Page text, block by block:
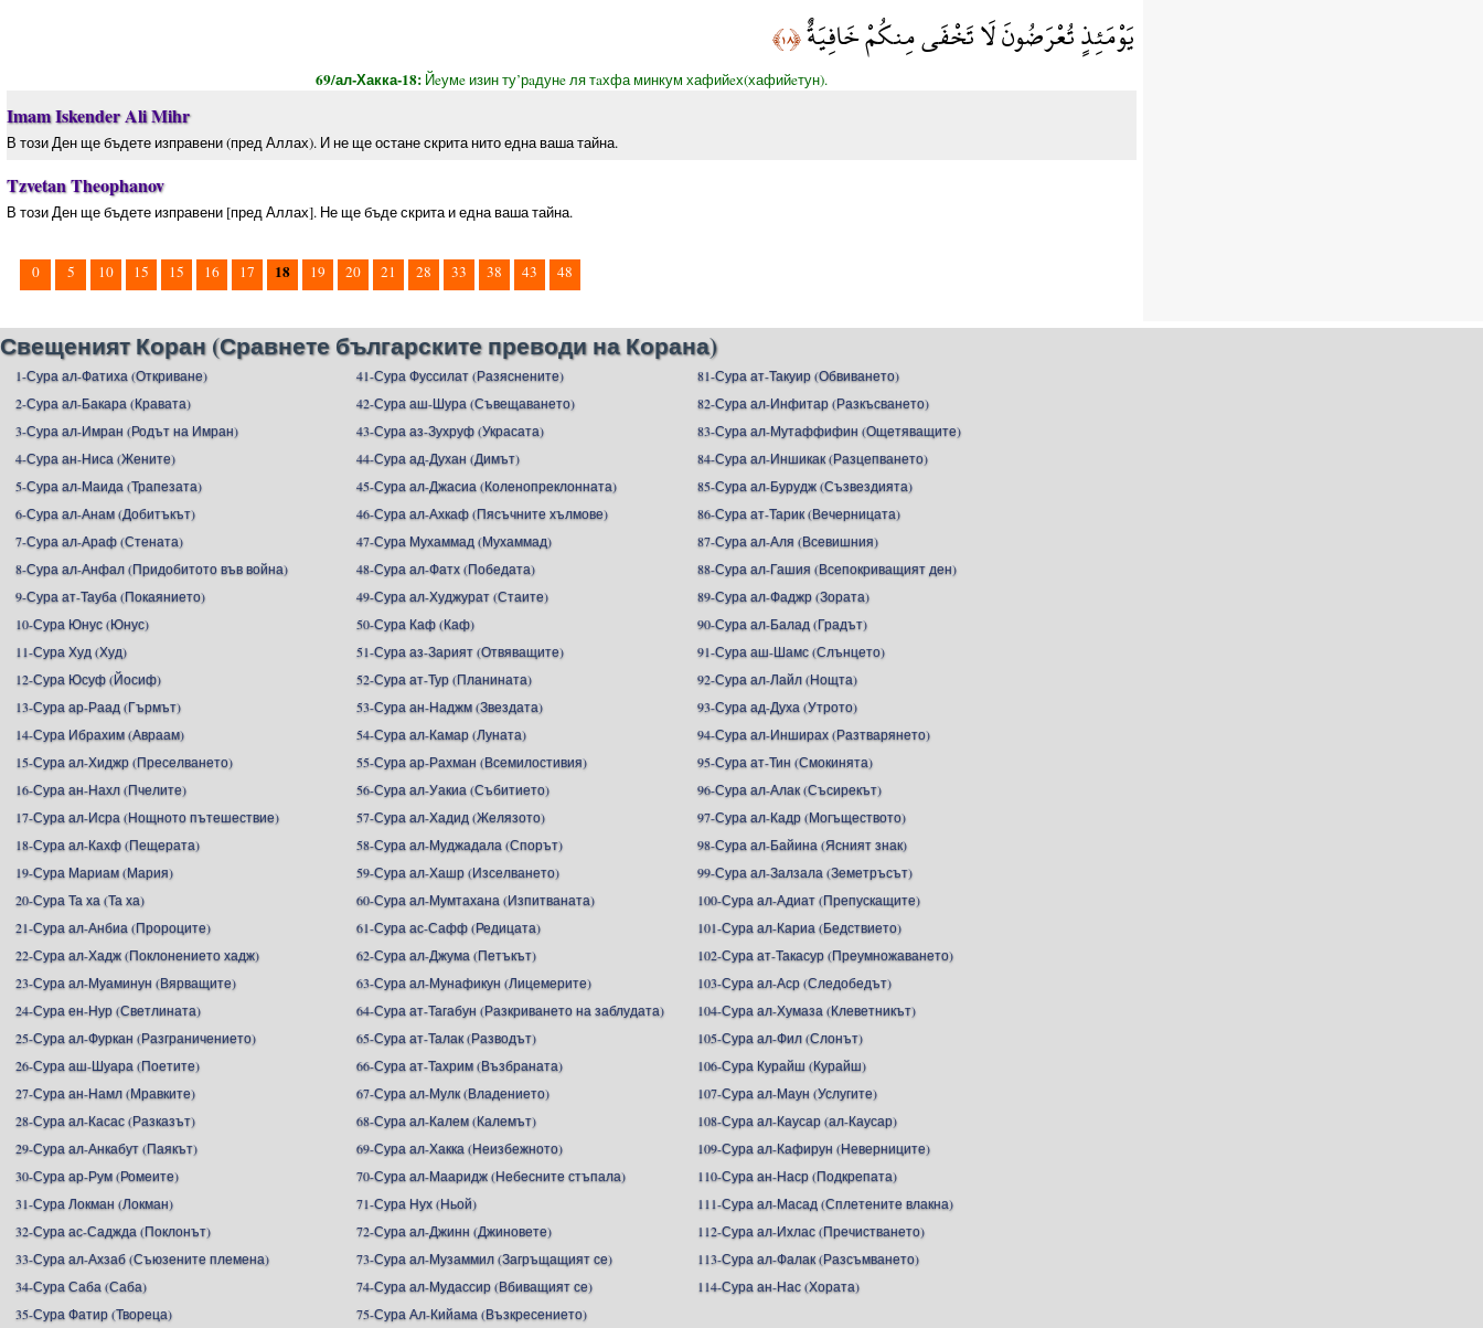
يَوْمَئِذٍ تُعْرَضُونَ لَا تَخْفَى مِنكُمْ خَافِيَةٌ﴿١٨﴾
69/ал-Хакка-18: Йeумe изин ту’рaдунe ля тaхфа минкум хафийeх(хафийeтун).
Imam Iskender Ali Mihr
В този Ден ще бъдете изправени (пред Аллах). И не ще остане скрита нито една ваша тайна.
Tzvetan Theophanov
В този Ден ще бъдете изправени [пред Аллах]. Не ще бъде скрита и една ваша тайна.
0 5 10 15 15 16 17 18 19 20 21 28 33 38 43 48
Свещеният Коран (Сравнете българските преводи на Корана)
1-Сура ал-Фатиха (Откриване)
2-Сура ал-Бакара (Кравата)
3-Сура ал-Имран (Родът на Имран)
4-Сура ан-Ниса (Жените)
5-Сура ал-Маида (Трапезата)
6-Сура ал-Анам (Добитъкът)
7-Сура ал-Араф (Стената)
8-Сура ал-Анфал (Придобитото във война)
9-Сура ат-Тауба (Покаянието)
10-Сура Юнус (Юнус)
11-Сура Худ (Худ)
12-Сура Юсуф (Йосиф)
13-Сура ар-Раад (Гърмът)
14-Сура Ибрахим (Авраам)
15-Сура ал-Хиджр (Преселването)
16-Сура ан-Нахл (Пчелите)
17-Сура ал-Исра (Нощното пътешествие)
18-Сура ал-Кахф (Пещерата)
19-Сура Мариам (Мария)
20-Сура Та ха (Та ха)
21-Сура ал-Анбиа (Пророците)
22-Сура ал-Хадж (Поклонението хадж)
23-Сура ал-Муаминун (Вярващите)
24-Сура ен-Нур (Светлината)
25-Сура ал-Фуркан (Разграничението)
26-Сура аш-Шуара (Поетите)
27-Сура ан-Намл (Мравките)
28-Сура ал-Касас (Разказът)
29-Сура ал-Анкабут (Паякът)
30-Сура ар-Рум (Ромеите)
31-Сура Локман (Локман)
32-Сура ас-Саджда (Поклонът)
33-Сура ал-Ахзаб (Съюзените племена)
34-Сура Саба (Саба)
35-Сура Фатир (Твореца)
41-Сура Фуссилат (Разяснените)
42-Сура аш-Шура (Съвещаването)
43-Сура аз-Зухруф (Украсата)
44-Сура ад-Духан (Димът)
45-Сура ал-Джасиа (Коленопреклонната)
46-Сура ал-Ахкаф (Пясъчните хълмове)
47-Сура Мухаммад (Мухаммад)
48-Сура ал-Фатх (Победата)
49-Сура ал-Худжурат (Стаите)
50-Сура Каф (Каф)
51-Сура аз-Зарият (Отвяващите)
52-Сура ат-Тур (Планината)
53-Сура ан-Наджм (Звездата)
54-Сура ал-Камар (Луната)
55-Сура ар-Рахман (Всемилостивия)
56-Сура ал-Уакиа (Събитието)
57-Сура ал-Хадид (Желязото)
58-Сура ал-Муджадала (Спорът)
59-Сура ал-Хашр (Изселването)
60-Сура ал-Мумтахана (Изпитваната)
61-Сура ас-Сафф (Редицата)
62-Сура ал-Джума (Петъкът)
63-Сура ал-Мунафикун (Лицемерите)
64-Сура ат-Тагабун (Разкриването на заблудата)
65-Сура ат-Талак (Разводът)
66-Сура ат-Тахрим (Възбраната)
67-Сура ал-Мулк (Владението)
68-Сура ал-Калем (Калемът)
69-Сура ал-Хакка (Неизбежното)
70-Сура ал-Мааридж (Небесните стъпала)
71-Сура Нух (Ньой)
72-Сура ал-Джинн (Джиновете)
73-Сура ал-Музаммил (Загръщащият се)
74-Сура ал-Мудассир (Вбиващият се)
75-Сура Ал-Кийама (Възкресението)
81-Сура ат-Такуир (Обвиването)
82-Сура ал-Инфитар (Разкъсването)
83-Сура ал-Мутаффифин (Ощетяващите)
84-Сура ал-Иншикак (Разцепването)
85-Сура ал-Бурудж (Съзвездията)
86-Сура ат-Тарик (Вечерницата)
87-Сура ал-Аля (Всевишния)
88-Сура ал-Гашия (Всепокриващият ден)
89-Сура ал-Фаджр (Зората)
90-Сура ал-Балад (Градът)
91-Сура аш-Шамс (Слънцето)
92-Сура ал-Лайл (Нощта)
93-Сура ад-Духа (Утрото)
94-Сура ал-Инширах (Разтварянето)
95-Сура ат-Тин (Смокинята)
96-Сура ал-Алак (Съсирекът)
97-Сура ал-Кадр (Могъществото)
98-Сура ал-Байина (Ясният знак)
99-Сура ал-Залзала (Земетръсът)
100-Сура ал-Адиат (Препускащите)
101-Сура ал-Кариа (Бедствието)
102-Сура ат-Такасур (Преумножаването)
103-Сура ал-Аср (Следобедът)
104-Сура ал-Хумаза (Клеветникът)
105-Сура ал-Фил (Слонът)
106-Сура Курайш (Курайш)
107-Сура ал-Маун (Услугите)
108-Сура ал-Каусар (ал-Каусар)
109-Сура ал-Кафирун (Неверниците)
110-Сура ан-Наср (Подкрепата)
111-Сура ал-Масад (Сплетените влакна)
112-Сура ал-Ихлас (Пречистването)
113-Сура ал-Фалак (Разсъмването)
114-Сура ан-Нас (Хората)